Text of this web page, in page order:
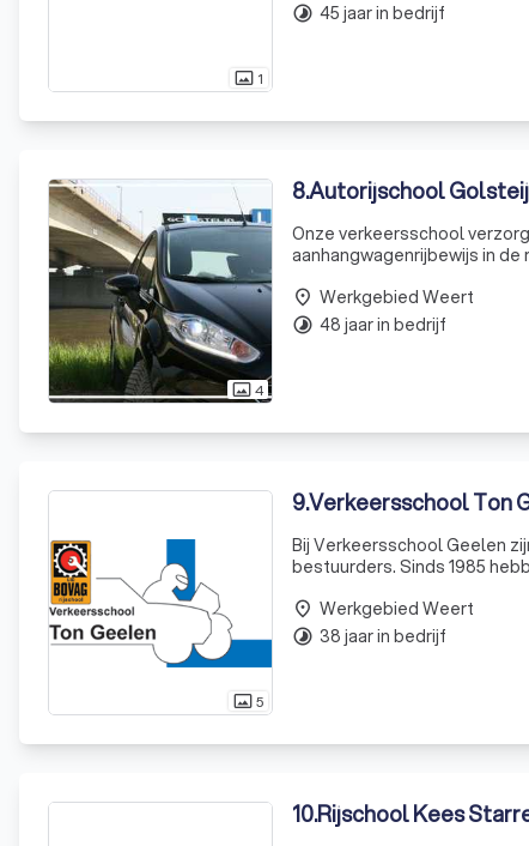
photo_size_select_actual 1
timelapse 45 jaar in bedrijf
photo_size_select_actual4
8.Autorijschool
Onze verkeersschool
aanhangwagenrijbewijs in de regio. Je rij-opleiding drukt voor een groot deel een
alles
place Werkgebied Weert
timelapse 48 jaar in bedrijf
photo_size_select_actual5
9.Verkeersschool Ton
Bij Verkeersschool Geelen
bestuurders. Sinds 1985
in 1988
place Werkgebied Weert
timelapse 38 jaar in bedrijf
10.Rijschool Kees